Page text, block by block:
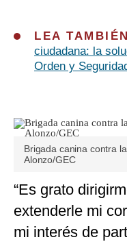
LEA
ciudadana: la
Orden y
Brigada canina contra
Alonzo/GEC
“Es grato
extenderle mi
mi interés de